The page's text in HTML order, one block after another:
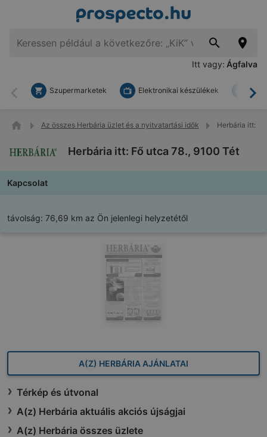
Itt vagy: Ágfalva
Vissza
Szupermarketek Elektronikai készülékek
Az összes Herbária üzlet és a nyitvatartási idők Herbária itt:
Herbária itt: Fő utca 78., 9100 Tét
Kapcsolat
távolság: 76,69 km az Ön jelenlegi helyzetétől
A(Z) HERBÁRIA AJÁNLATAI
Térkép és útvonal
A(z) Herbária aktuális akciós újságjai
A(z) Herbária összes üzlete